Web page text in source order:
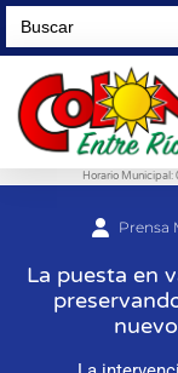
Search
for:
Horario
Prensa
La puesta en